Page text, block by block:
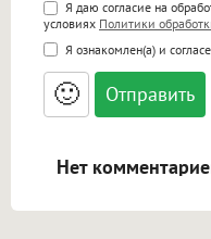
Поддержка HTML
<b>, <strong>,
<small>, <sup>,
<blockquote>,
адреса URL
ссылками, и
Я даю согласие на
условиях Политики
Я ознакомлен(а) и
🙂
Нет